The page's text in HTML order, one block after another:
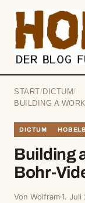
springen
START / DICTUM/
BUILDING A
DICTUM
Building
Bohr-
Von Wolfram1. Juli